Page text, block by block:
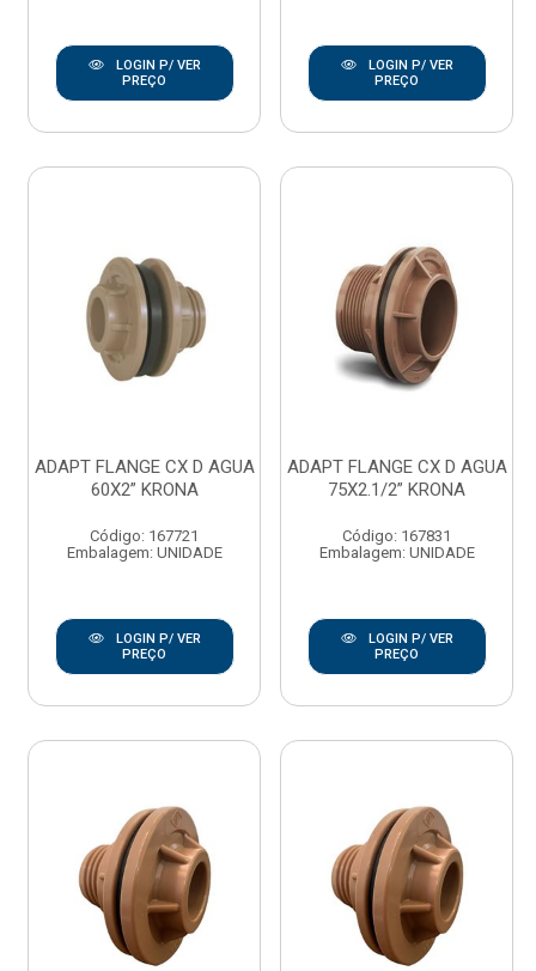
LOGIN P/ VER
PREÇO
LOGIN P/ VER
PREÇO
ADAPT FLANGE CX D AGUA
60X2” KRONA
Código: 167721
Embalagem: UNIDADE
LOGIN P/ VER
PREÇO
ADAPT FLANGE CX D AGUA
75X2.1/2” KRONA
Código: 167831
Embalagem: UNIDADE
LOGIN P/ VER
PREÇO